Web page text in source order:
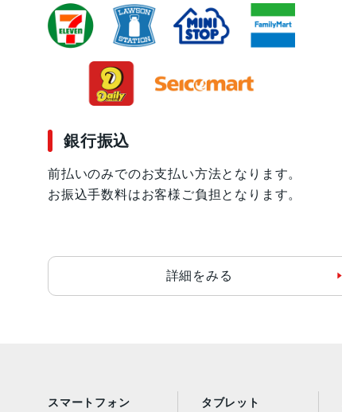
銀行振込
前払いのみでのお支払い方法となります。
お振込手数料はお客様ご負担となります。
詳細をみる
スマートフォン タブレット